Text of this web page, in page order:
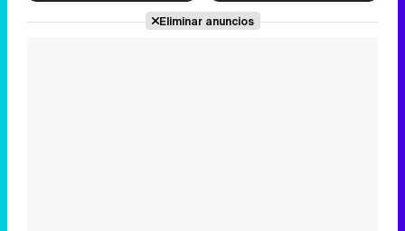
Eliminar anuncios